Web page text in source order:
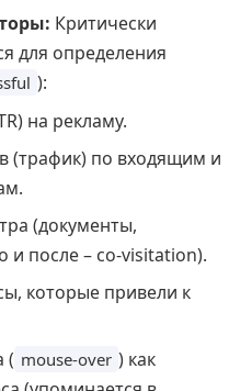
Критически
для определения
):
на рекламу.
(трафик) по входящим и
(документы,
и после – co-visitation).
которые привели к
( mouse-over ) как